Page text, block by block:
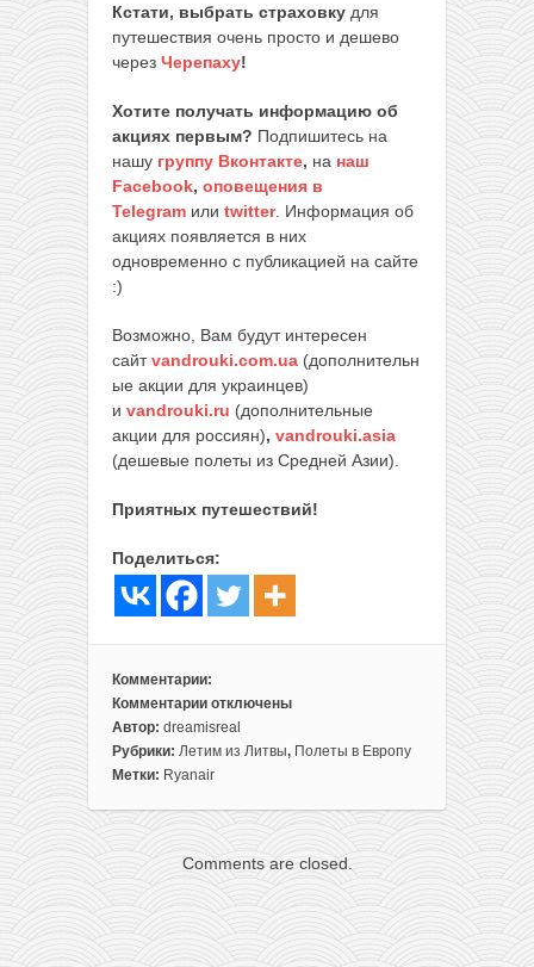
Кстати, выбрать страховку для
путешествия очень просто и дешево
через Черепаху!
Хотите получать информацию об
акциях первым? Подпишитесь на
нашу группу Вконтакте, на наш
Facebook, оповещения в
Telegram или twitter. Информация об
акциях появляется в них
одновременно с публикацией на сайте
:)
Возможно, Вам будут интересен
сайтvandrouki.com.ua (дополнительн
ые акции для украинцев)
и vandrouki.ru (дополнительные
акции для россиян), vandrouki.asia
(дешевые полеты из Средней Азии).
Приятных путешествий!
Поделиться:
Комментарии:
Комментарии
к
записи
Вау!
всего
за
одну
отключены
Автор: dreamisreal
Рубрики: Летим из Литвы, Полеты в Европу
Метки: Ryanair
Comments are closed.